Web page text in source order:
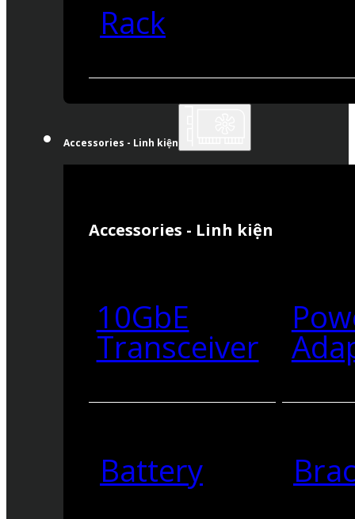
Rack
Accessories - Linh kiện
Accessories - Linh kiện
10GbE
Transceiver
Battery